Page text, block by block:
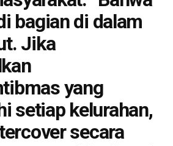
bagian di dalam
Jika
yang
setiap kelurahan,
secara